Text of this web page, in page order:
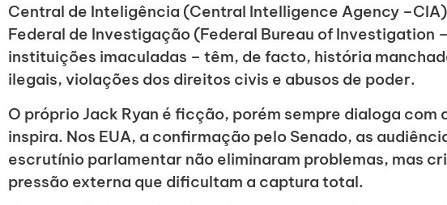
Central de Inteligência (Central Intelligence Agency
Federal de Investigação (Federal Bureau of Investigation
instituições imaculadas – têm, de facto, história
ilegais, violações dos direitos civis e abusos de poder.
O próprio Jack Ryan é ficção, porém sempre dialoga com
inspira. Nos EUA, a confirmação pelo Senado, as
escrutínio parlamentar não eliminaram problemas, mas
pressão externa que dificultam a captura total.